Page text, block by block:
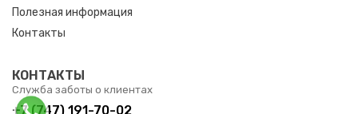
Полезная информация
Контакты
КОНТАКТЫ
Служба заботы о клиентах
+7 (747) 191-70-02